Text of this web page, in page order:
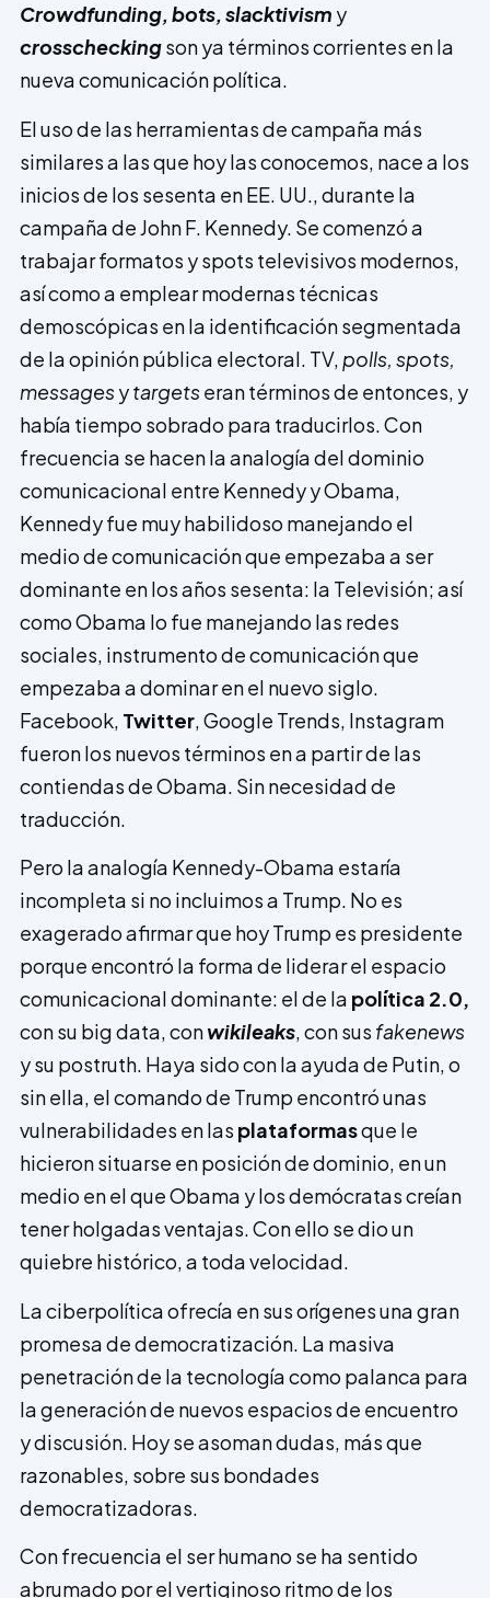
Crowdfunding, bots, slacktivism y
crosscheckingson ya términos corrientes en la
nueva comunicación política.
El uso de las herramientas de campaña más
similares a las que hoy las conocemos, nace a los
inicios de los sesenta en EE. UU., durante la
campaña de John F. Kennedy. Se comenzó a
trabajar formatos y spots televisivos modernos,
así como a emplear modernas técnicas
demoscópicas en la identificación segmentada
de la opinión pública electoral. TV, polls, spots,
messagesytargetseran términos de entonces, y
había tiempo sobrado para traducirlos. Con
frecuencia se hacen la analogía del dominio
comunicacional entre Kennedy y Obama,
Kennedy fue muy habilidoso manejando el
medio de comunicación que empezaba a ser
dominante en los años sesenta: la Televisión; así
como Obama lo fue manejando las redes
sociales, instrumento de comunicación que
empezaba a dominar en el nuevo siglo.
Facebook, Twitter, Google Trends, Instagram
fueron los nuevos términos en a partir de las
contiendas de Obama. Sin necesidad de
traducción.
Pero la analogía Kennedy-Obama estaría
incompleta si no incluimos a Trump. No es
exagerado afirmar que hoy Trump es presidente
porque encontró la forma de liderar el espacio
comunicacional dominante: el de la política 2.0,
con su big data, conwikileaks, con sus fakenews
y su postruth. Haya sido con la ayuda de Putin, o
sin ella, el comando de Trump encontró unas
vulnerabilidades en las plataformasque le
hicieron situarse en posición de dominio, en un
medio en el que Obama y los demócratas creían
tener holgadas ventajas. Con ello se dio un
quiebre histórico, a toda velocidad.
La ciberpolítica ofrecía en sus orígenes una gran
promesa de democratización. La masiva
penetración de la tecnología como palanca para
la generación de nuevos espacios de encuentro
y discusión. Hoy se asoman dudas, más que
razonables, sobre sus bondades
democratizadoras.
Con frecuencia el ser humano se ha sentido
abrumado por el vertiginoso ritmo de los